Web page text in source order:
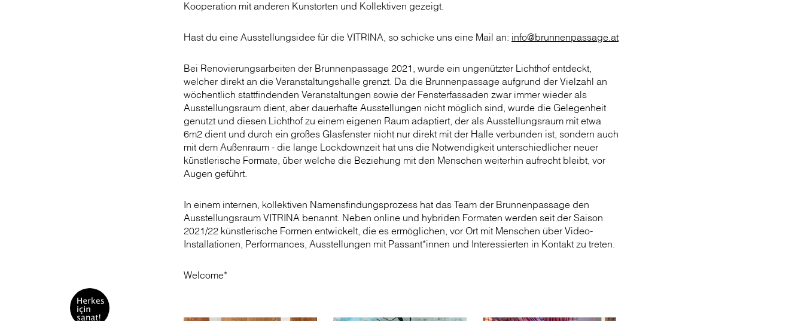
Kooperation mit anderen Kunstorten und Kollektiven gezeigt.
Hast du eine Ausstellungsidee für die VITRINA, so schicke uns eine Mail an: info@brunnenpassage.at
Bei Renovierungsarbeiten der Brunnenpassage 2021, wurde ein ungenützter Lichthof entdeckt,
welcher direkt an die Veranstaltungshalle grenzt. Da die Brunnenpassage aufgrund der Vielzahl an
wöchentlich stattfindenden Veranstaltungen sowie der Fensterfassaden zwar immer wieder als
Ausstellungsraum dient, aber dauerhafte Ausstellungen nicht möglich sind, wurde die Gelegenheit
genutzt und diesen Lichthof zu einem eigenen Raum adaptiert, der als Ausstellungsraum mit etwa
6m2 dient und durch ein großes Glasfenster nicht nur direkt mit der Halle verbunden ist, sondern auch
mit dem Außenraum - die lange Lockdownzeit hat uns die Notwendigkeit unterschiedlicher neuer
künstlerische Formate, über welche die Beziehung mit den Menschen weiterhin aufrecht bleibt, vor
Augen geführt.
In einem internen, kollektiven Namensfindungsprozess hat das Team der Brunnenpassage den
Ausstellungsraum VITRINA benannt. Neben online und hybriden Formaten werden seit der Saison
2021/22 künstlerische Formen entwickelt, die es ermöglichen, vor Ort mit Menschen über Video-
Installationen, Performances, Ausstellungen mit Passant*innen und Interessierten in Kontakt zu treten.
Welcome*